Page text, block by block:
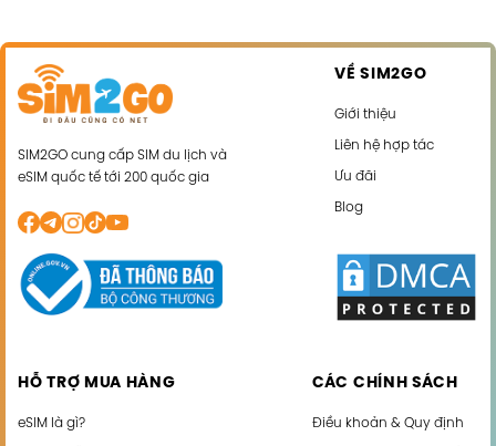
SIM2GO cung cấp SIM du lịch và
eSIM quốc tế tới 200 quốc gia
VỀ SIM2GO
Giới thiệu
Liên hệ hợp tác
Ưu đãi
Blog
HỖ TRỢ MUA HÀNG
eSIM là gì?
CÁC CHÍNH SÁCH
Điều khoản & Quy định